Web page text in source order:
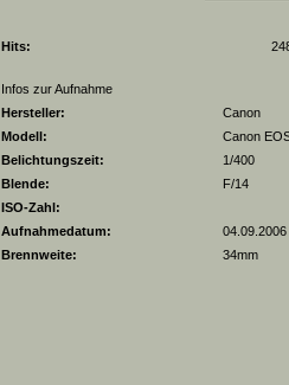
Hits:
Infos zur Aufnahme
Hersteller:
Canon
Modell:
Canon
Belichtungszeit:
1/400
Blende:
F/14
ISO-Zahl:
Aufnahmedatum:
Brennweite:
34mm